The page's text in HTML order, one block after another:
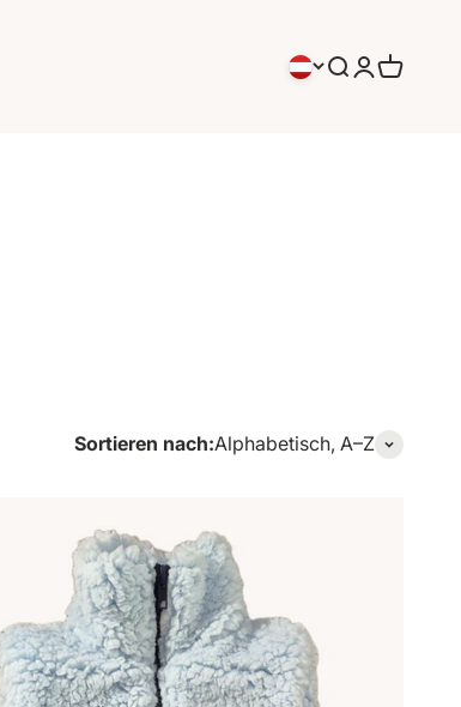
SuchenAnmeldung
Sortieren nach:Alphabetisch, A–Z